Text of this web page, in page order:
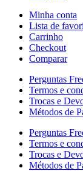
Minha conta
Lista de
Carrinho
Checkout
Comparar
Perguntas
Termos e
Trocas e
Métodos de
Perguntas
Termos e
Trocas e
Métodos de